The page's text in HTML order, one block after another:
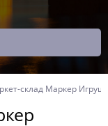
склад Маркер